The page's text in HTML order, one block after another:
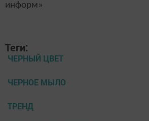
информ»
Теги:
ЧЕРНЫЙ ЦВЕТ
ЧЕРНОЕ МЫЛО
ТРЕНД